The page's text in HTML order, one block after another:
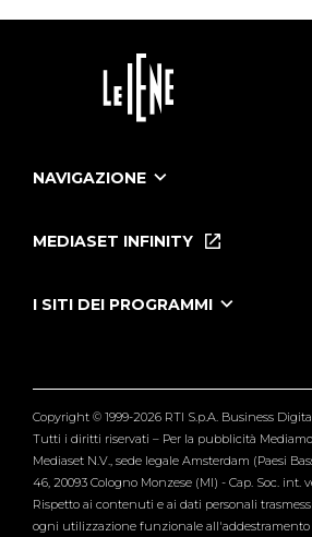
NAVIGAZIONE
Le Iene Presentano Inside
Tutti i servizi
MEDIASET INFINITY
I SITI DEI PROGRAMMI
Verissimo
Copyright © 1999-2026 RTI S.p.A. Business
Tutti i diritti riservati – Per la pubblicità
Mediaset N.V., sede legale Amsterdam (Paesi
46, 20093 Cologno Monzese (MI) - Cap. Soc. int.
Rispetto ai contenuti e ai dati personali
ogni utilizzazione funzionale